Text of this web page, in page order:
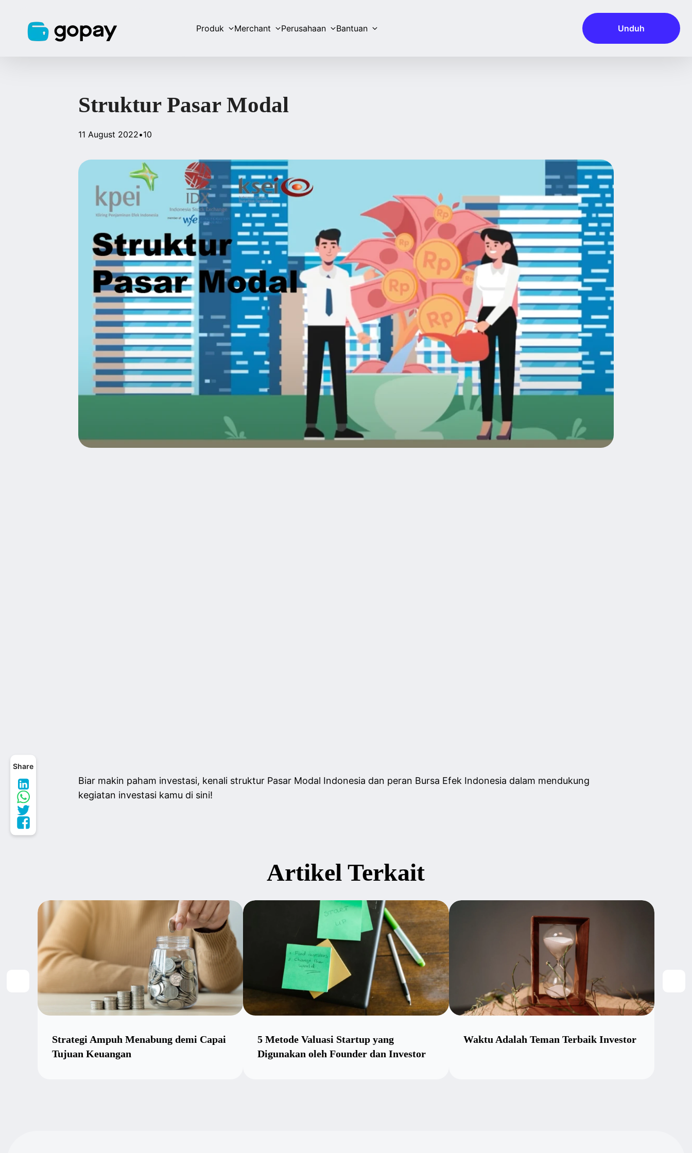
Produk Merchant Perusahaan Bantuan Unduh
Share
Struktur Pasar Modal
11 August 2022•10
Biar makin paham investasi, kenali struktur Pasar Modal Indonesia dan peran Bursa Efek Indonesia dalam mendukung
kegiatan investasi kamu di sini!
Artikel Terkait
Strategi Ampuh Menabung demi Capai
Tujuan Keuangan
5 Metode Valuasi Startup yang
Digunakan oleh Founder dan Investor
Waktu Adalah Teman Terbaik Investor